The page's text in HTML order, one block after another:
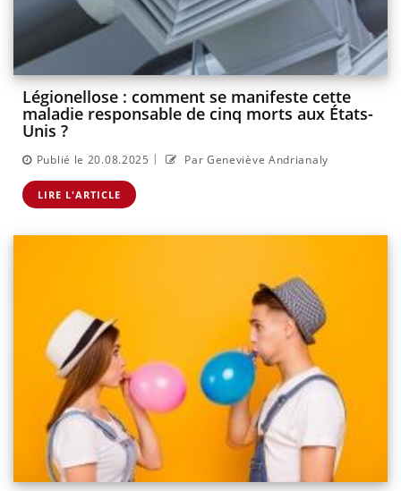
Légionellose : comment se manifeste cette
maladie responsable de cinq morts aux États-
Unis ?
Publié le 20.08.2025 | Par Geneviève Andrianaly
LIRE L'ARTICLE